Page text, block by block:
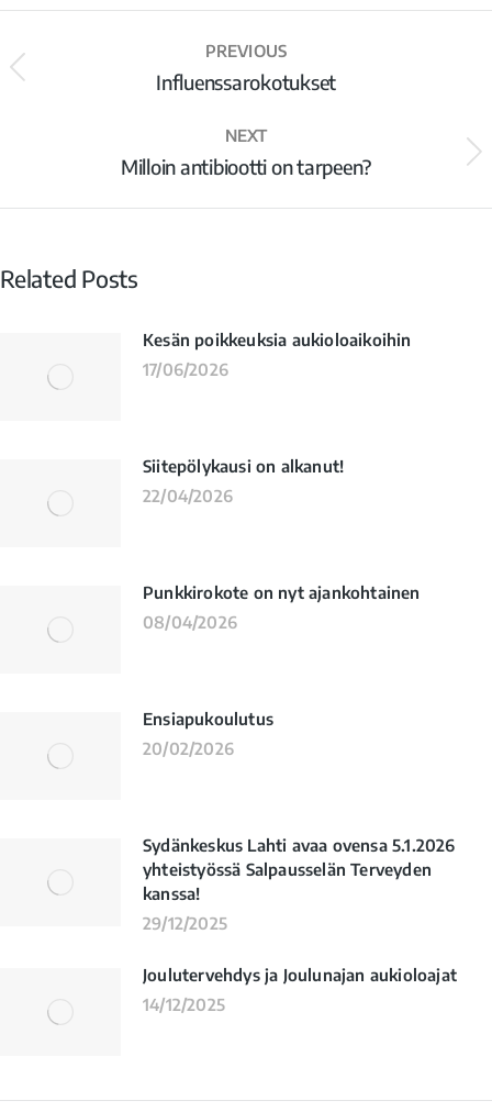
PREVIOUS
Influenssarokotukset
NEXT
Milloin antibiootti on tarpeen?
Related Posts
Kesän poikkeuksia aukioloaikoihin
17/06/2026
Siitepölykausi on alkanut!
22/04/2026
Punkkirokote on nyt ajankohtainen
08/04/2026
Ensiapukoulutus
20/02/2026
Sydänkeskus Lahti avaa ovensa 5.1.2026
yhteistyössä Salpausselän Terveyden
kanssa!
29/12/2025
Joulutervehdys ja Joulunajan aukioloajat
14/12/2025